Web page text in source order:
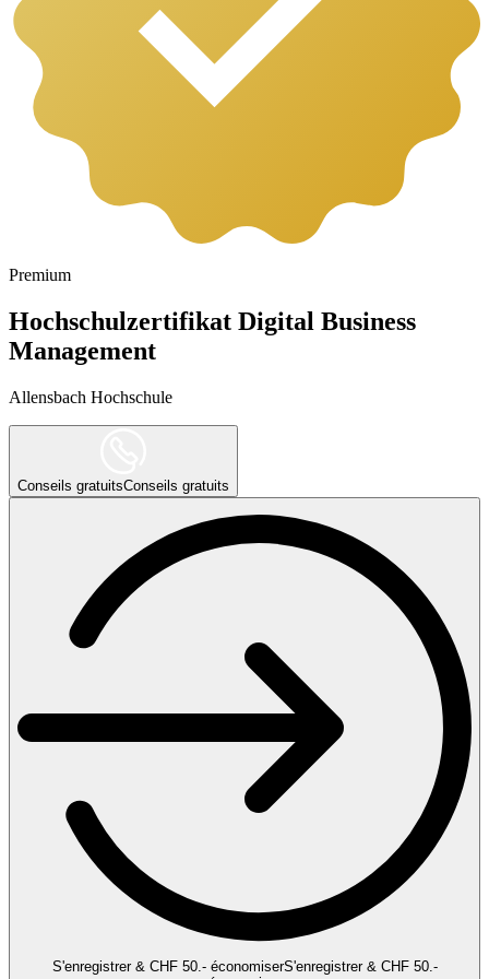
Premium
Hochschulzertifikat Digital Business
Management
Allensbach Hochschule
Conseils gratuitsConseils gratuits
S'enregistrer & CHF 50.- économiserS'enregistrer & CHF 50.-